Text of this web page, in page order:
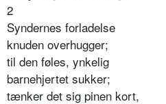
2
Syndernes forladelse
knuden overhugger;
til den føles, ynkelig
barnehjertet sukker;
tænker det sig pinen kort,